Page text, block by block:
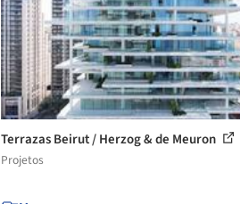
Terrazas Beirut / Herzog & de Meuron
Projetos